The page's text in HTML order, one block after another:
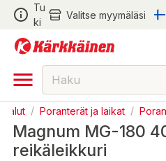
Tu
ki
Valitse myymäläsi
/ Poranterät ja laikat /
Magnum MG-180
reikäleikkuri